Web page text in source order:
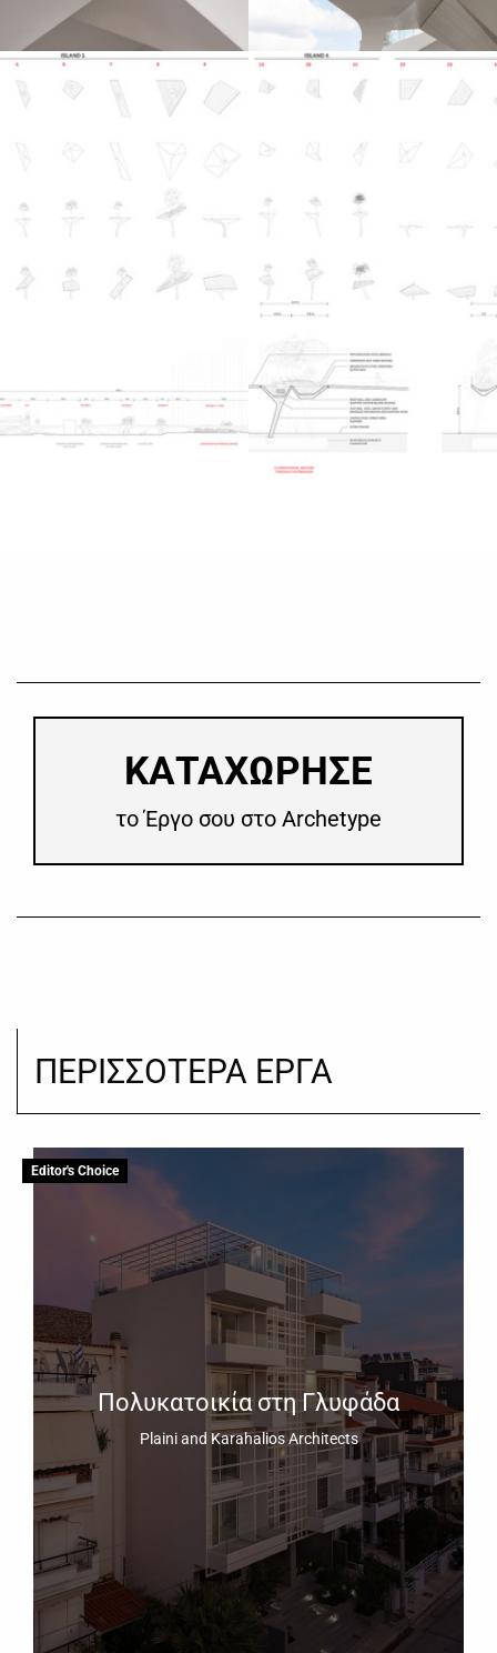
​ΚΑΤΑΧΩΡΗΣΕ
το Έργο σου στο Archetype
ΠΕΡΙΣΣΟΤΕΡΑ ΕΡΓΑ
Editor's Choice
Πολυκατοικία στη Γλυφάδα
Plaini and Karahalios Architects